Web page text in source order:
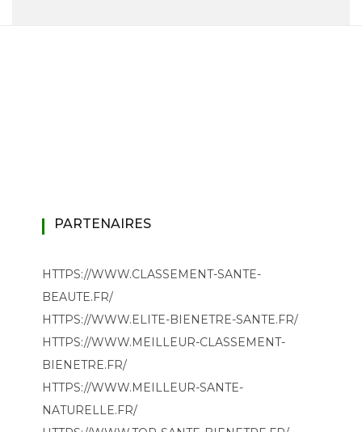
PARTENAIRES
HTTPS://WWW.CLASSEMENT-SANTE-
BEAUTE.FR/
HTTPS://WWW.ELITE-BIENETRE-SANTE.FR/
HTTPS://WWW.MEILLEUR-CLASSEMENT-
BIENETRE.FR/
HTTPS://WWW.MEILLEUR-SANTE-
NATURELLE.FR/